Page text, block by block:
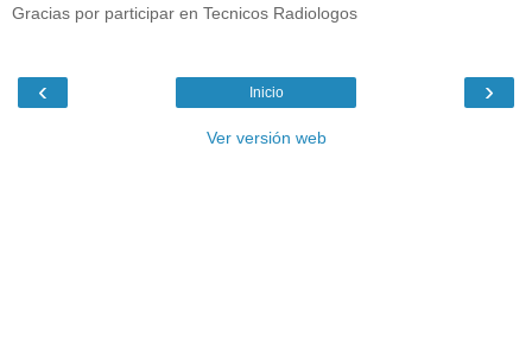
Gracias por participar en Tecnicos Radiologos
‹ ›
Inicio
Ver versión web